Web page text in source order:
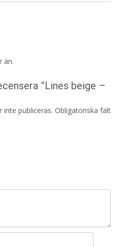
än.
”Lines beige –
inte publiceras. Obligatoriska fält